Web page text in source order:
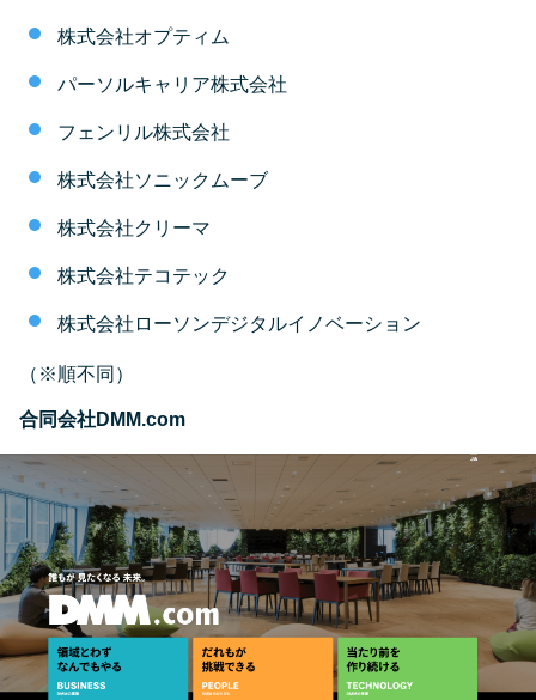
株式会社オプティム
パーソルキャリア株式会社
フェンリル株式会社
株式会社ソニックムーブ
株式会社クリーマ
株式会社テコテック
株式会社ローソンデジタルイノベーション
（※順不同）
合同会社DMM.com